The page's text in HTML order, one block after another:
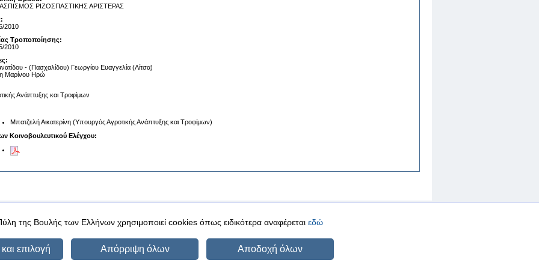
ΡΙΖΟΣΠΑΣΤΙΚΗΣ ΑΡΙΣΤΕΡΑΣ
2010
Τροποποίησης:
2010
- (Πασχαλίδου) Γεωργίου Ευαγγελία (Λίτσα)
Μαρίνου Ηρώ
Ανάπτυξης και Τροφίμων
Μπατζελή Αικατερίνη (Υπουργός Αγροτικής Ανάπτυξης και Τροφίμων)
Κοινοβουλευτικού Ελέγχου:
δεδομένα |Ασφάλεια & Πρόσβαση
της Βουλής των Ελλήνων χρησιμοποιεί cookies όπως ειδικότερα αναφέρεται εδώ
επιλογή Απόρριψη όλων Αποδοχή όλων